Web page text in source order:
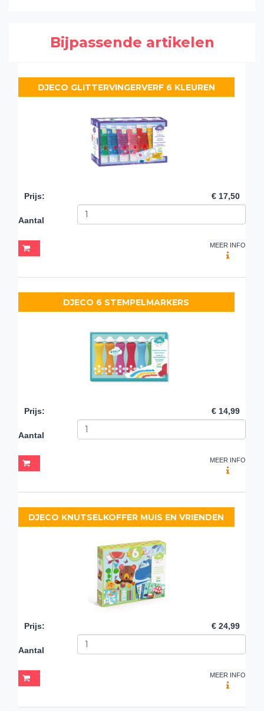
Bijpassende artikelen
DJECO GLITTERVINGERVERF 6 KLEUREN
Prijs: € 17,50
Aantal
MEER INFO
DJECO 6 STEMPELMARKERS
Prijs: € 14,99
Aantal
MEER INFO
DJECO KNUTSELKOFFER MUIS EN VRIENDEN
Prijs: € 24,99
Aantal
MEER INFO